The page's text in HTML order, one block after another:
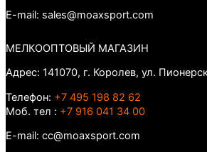
E-mail: sales@moaxsport.com
МЕЛКООПТОВЫЙ МАГАЗИН
Адрес: 141070, г. Королев, ул.
Телефон: +7 495 198 82 62
Моб. тел : +7 916 041 34 00
E-mail: cc@moaxsport.com